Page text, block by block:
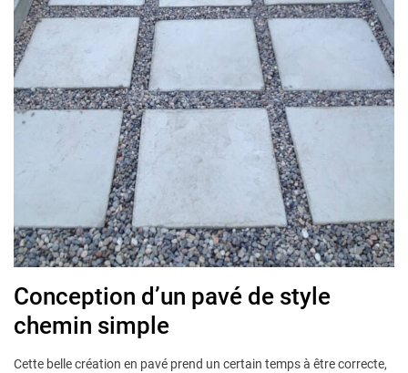
Conception d’un pavé de style
chemin simple
Cette belle création en pavé prend un certain temps à être correcte,